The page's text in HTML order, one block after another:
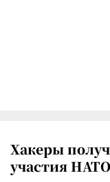
Хакеры
участия